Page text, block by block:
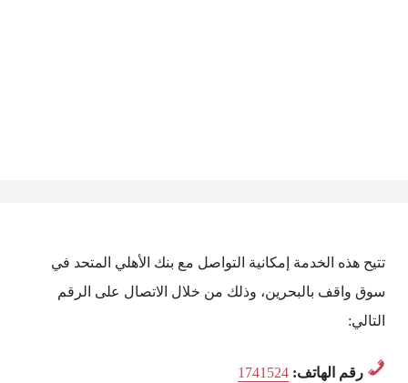
تتيح هذه الخدمة إمكانية التواصل مع بنك الأهلي المتحد في
سوق واقف بالبحرين، وذلك من خلال الاتصال على الرقم
التالي:
رقم الهاتف: 1741524